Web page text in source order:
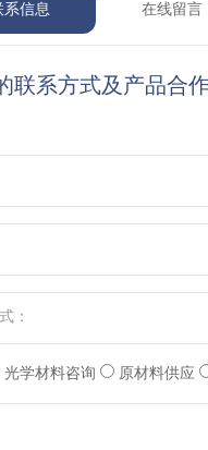
系信息 在线留言
联系方式及产品合
：
光学材料咨询 原材料供应